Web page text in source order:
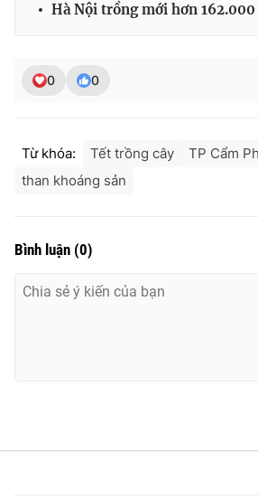
Liên hệ tòa soạn
Cơ quan chủ quản:
Cơ quan báo chí:
Thời báo VTV
024.38 355 931 - 024.38
Hà Nội trồng mới hơn 162.000
0 0
Từ khóa: Tết trồng cây
TP Cẩm
than khoáng sản
Bình luận (0)